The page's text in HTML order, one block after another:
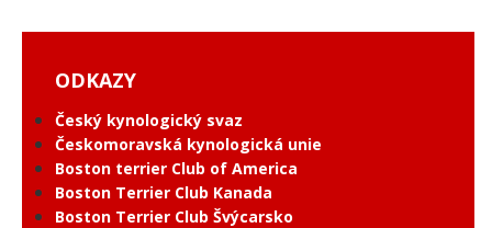
ODKAZY
Český kynologický svaz
Českomoravská kynologická unie
Boston terrier Club of America
Boston Terrier Club Kanada
Boston Terrier Club Švýcarsko